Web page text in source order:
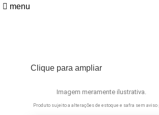
menu
Clique para ampliar
Imagem meramente ilustrativa.
Produto sujeito a alterações de estoque e safra sem aviso